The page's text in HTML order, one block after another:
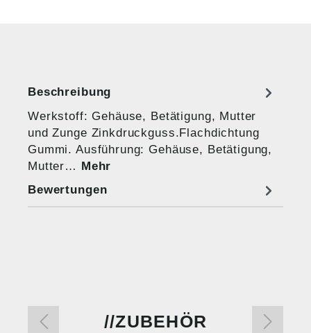
Beschreibung
Werkstoff: Gehäuse, Betätigung, Mutter
und Zunge Zinkdruckguss.Flachdichtung
Gummi. Ausführung: Gehäuse, Betätigung,
Mutter… Mehr
Bewertungen
ZUBEHÖR